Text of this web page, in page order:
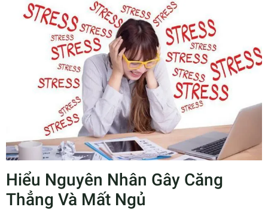
Hiểu Nguyên Nhân Gây Căng
Thẳng Và Mất Ngủ